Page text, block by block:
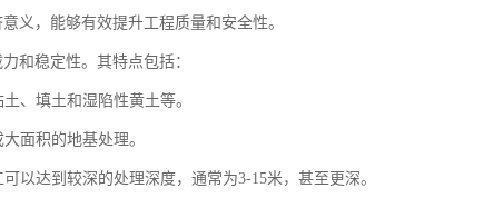
义，能够有效提升工程质量和安全性。
和稳定性。其特点包括：
、填土和湿陷性黄土等。
面积的地基处理。
以达到较深的处理深度，通常为3-15米，甚至更深。